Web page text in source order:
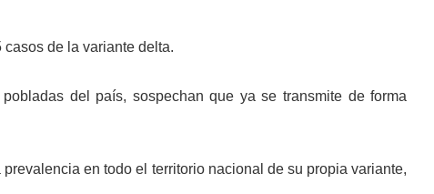
de la variante delta.
del país, sospechan que ya se transmite de forma
en todo el territorio nacional de su propia variante,